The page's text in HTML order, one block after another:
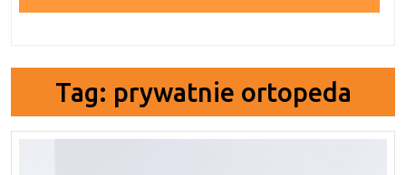
Tag: prywatnie ortopeda